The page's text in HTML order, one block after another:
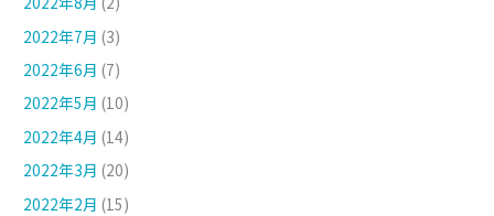
2022年7月 (3)
2022年6月 (7)
2022年5月 (10)
2022年4月 (14)
2022年3月 (20)
2022年2月 (15)